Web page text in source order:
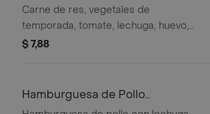
Campestre
Carne de res, vegetales de
temporada, tomate, lechuga, huevo,
papas chips, salsas de la casa,
$ 7,88
Hamburguesa de Pollo